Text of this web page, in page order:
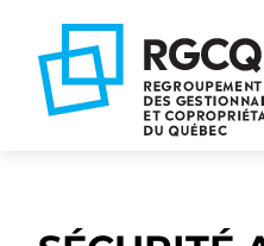
navigation
principale
contenu